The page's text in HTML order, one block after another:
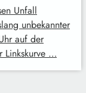
Unfall
unbekannter
auf der
Linkskurve …